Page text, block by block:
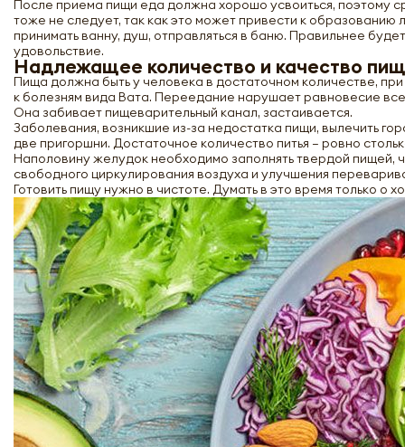
После приема пищи еда должна хорошо усвоиться, поэтому
тоже не следует, так как это может привести к
принимать ванну, душ, отправляться в баню. Правильнее
удовольствие.
Надлежащее количество и качество
Пища должна быть у человека в достаточном количестве,
к болезням вида Вата. Переедание нарушает равновесие
Она забивает пищеварительный канал, застаивается.
Заболевания, возникшие из-за недостатка пищи, вылечить
две пригоршни. Достаточное количество питья – ровно
Наполовину желудок необходимо заполнять твердой
свободного циркулирования воздуха и улучшения
Готовить пищу нужно в чистоте. Думать в это время только о